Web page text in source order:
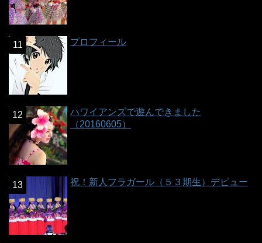
プロフィール
ハワイアンズで遊んできました
（20160605）
祝！新人フラガール（５３期生）デビュー